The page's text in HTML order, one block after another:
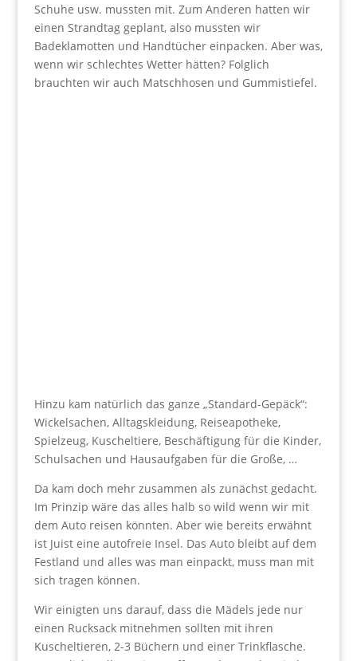
Schuhe usw. mussten mit. Zum Anderen hatten wir
einen Strandtag geplant, also mussten wir
Badeklamotten und Handtücher einpacken. Aber was,
wenn wir schlechtes Wetter hätten? Folglich
brauchten wir auch Matschhosen und Gummistiefel.
Hinzu kam natürlich das ganze „Standard-Gepäck“:
Wickelsachen, Alltagskleidung, Reiseapotheke,
Spielzeug, Kuscheltiere, Beschäftigung für die Kinder,
Schulsachen und Hausaufgaben für die Große, …
Da kam doch mehr zusammen als zunächst gedacht.
Im Prinzip wäre das alles halb so wild wenn wir mit
dem Auto reisen könnten. Aber wie bereits erwähnt
ist Juist eine autofreie Insel. Das Auto bleibt auf dem
Festland und alles was man einpackt, muss man mit
sich tragen können.
Wir einigten uns darauf, dass die Mädels jede nur
einen Rucksack mitnehmen sollten mit ihren
Kuscheltieren, 2-3 Büchern und einer Trinkflasche.